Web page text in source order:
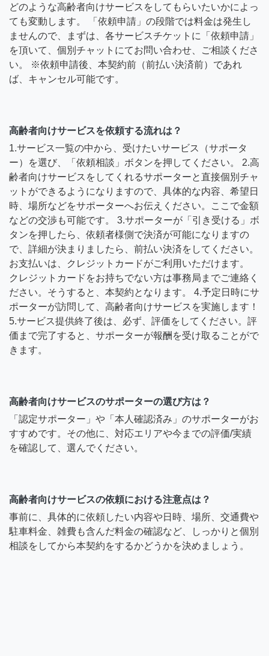
どのような高齢者向けサービスをしてもらいたいかによっ
ても変動します。 「依頼申請」の段階では料金は発生し
ませんので、まずは、各サービスチケットに「依頼申請」
を頂いて、個別チャットにてお問い合わせ、ご相談くださ
い。 ※依頼申請後、本契約前（前払い決済前）であれ
ば、キャンセル可能です。
高齢者向けサービスを依頼する流れは？
1.サービス一覧の中から、受けたいサービス（サポータ
ー）を選び、「依頼相談」ボタンを押してください。 2.高
齢者向けサービスをしてくれるサポーターと直接個別チャ
ットができるようになりますので、具体的な内容、希望日
時、場所などをサポーターへお伝えください。ここで金額
などの交渉も可能です。 3.サポーターが「引き受ける」ボ
タンを押したら、依頼者様側で決済が可能になりますの
で、詳細が決まりましたら、前払い決済をしてください。
お支払いは、クレジットカードがご利用いただけます。
クレジットカードをお持ちでない方は事務局までご連絡く
ださい。そうすると、本契約となります。 4.予定日時にサ
ポーターが訪問して、高齢者向けサービスを実施します！
5.サービス提供終了後は、必ず、評価をしてください。評
価まで完了すると、サポーターが報酬を受け取ることがで
きます。
高齢者向けサービスのサポーターの選び方は？
「認定サポーター」や「本人確認済み」のサポーターがお
すすめです。その他に、対応エリアや今までの評価/実績
を確認して、選んでください。
高齢者向けサービスの依頼における注意点は？
事前に、具体的に依頼したい内容や日時、場所、交通費や
駐車料金、雑費も含んだ料金の確認など、しっかりと個別
相談をしてから本契約をするかどうかを決めましょう。